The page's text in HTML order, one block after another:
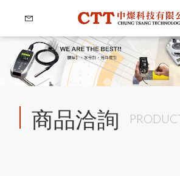
商品洽詢